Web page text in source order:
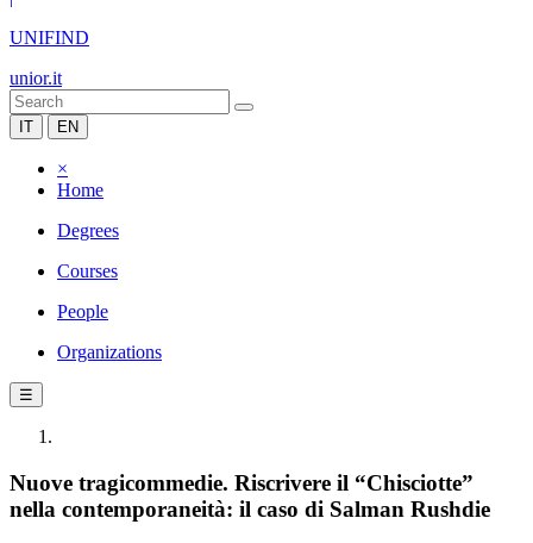
UNIFIND
unior.it
IT EN
×
Home
Degrees
Courses
People
Organizations
☰
Nuove tragicommedie. Riscrivere il “Chisciotte”
nella contemporaneità: il caso di Salman Rushdie